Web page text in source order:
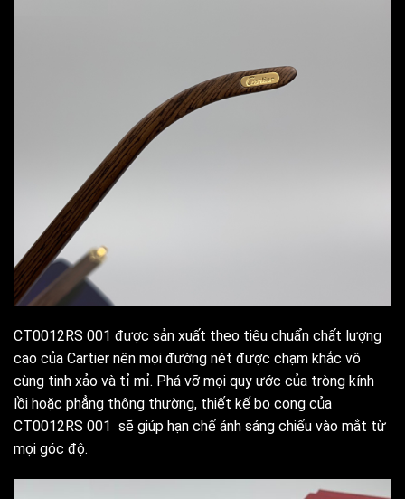
CT0012RS 001 được sản xuất theo tiêu chuẩn chất lượng
cao của Cartier nên mọi đường nét được chạm khắc vô
cùng tinh xảo và tỉ mỉ. Phá vỡ mọi quy ước của tròng kính
lồi hoặc phẳng thông thường, thiết kế bo cong của
CT0012RS 001 sẽ giúp hạn chế ánh sáng chiếu vào mắt từ
mọi góc độ.